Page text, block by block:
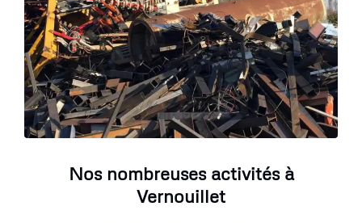
Nos nombreuses activités à
Vernouillet